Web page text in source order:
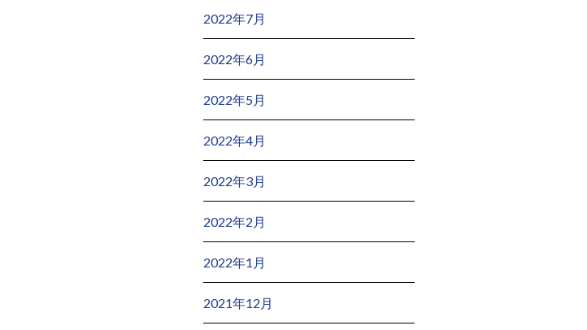
2022年7月
2022年6月
2022年5月
2022年4月
2022年3月
2022年2月
2022年1月
2021年12月